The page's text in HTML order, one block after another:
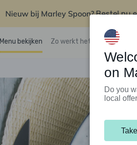
Nieuw bij Marley Spoon?Bestel nu
Menu bekijken Zo werkt het
on
Do you
local